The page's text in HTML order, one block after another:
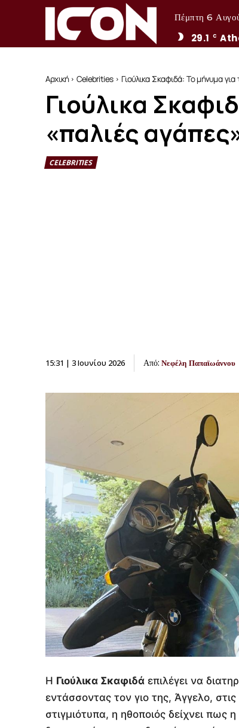
Πέμπτη 6
29.1 C
Αρχική Celebrities Γιούλικα Σκαφιδά: Το μήνυμα
Γιούλικα
«παλιές
CELEBRITIES
15:31 | 3 Ιουνίου 2026 Από: Νεφέλη Παπαϊωάννου
Η Γιούλικα Σκαφιδά επιλέγει να
εντάσσοντας τον γιο της, Άγγελο,
στιγμιότυπα, η ηθοποιός δείχνει πως